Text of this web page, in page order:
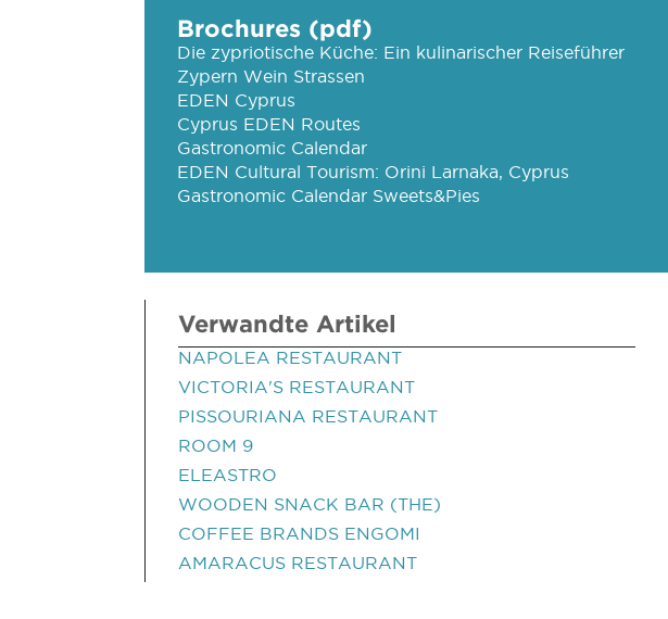
Brochures (pdf)
Die zypriotische Küche: Ein kulinarischer Reiseführer
Zypern Wein Strassen
EDEN Cyprus
Cyprus EDEN Routes
Gastronomic Calendar
EDEN Cultural Tourism: Orini Larnaka, Cyprus
Gastronomic Calendar Sweets&Pies
Verwandte Artikel
NAPOLEA RESTAURANT
VICTORIA'S RESTAURANT
PISSOURIANA RESTAURANT
ROOM 9
ELEASTRO
WOODEN SNACK BAR (THE)
COFFEE BRANDS ENGOMI
AMARACUS RESTAURANT